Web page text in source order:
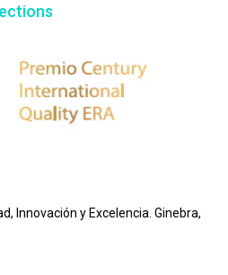
Innovación y Excelencia. Ginebra,